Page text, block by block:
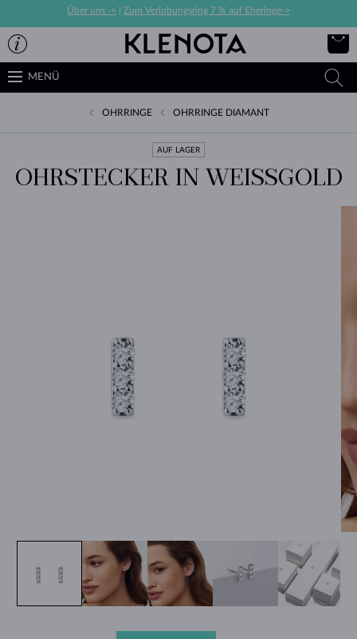
Über uns -> Zum Verlobungsring 7 % auf Eheringe->
MENÜ
OHRRINGE OHRRINGE DIAMANT
AUF LAGER
OHRSTECKER IN WEISSGOLD